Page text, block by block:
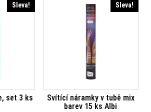
Sleva!
set 3 ks
Sleva!
Svítící náramky v tubě mix
barev 15 ks Albi